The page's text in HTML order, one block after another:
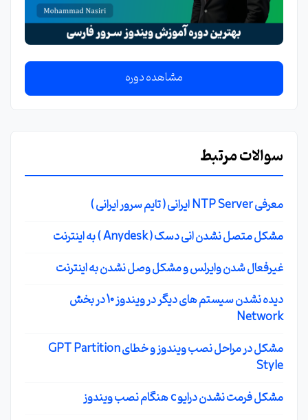
مشاهده دوره
سوالات مرتبط
معرفی NTP Server ایرانی ( تایم سرور ایرانی )
مشکل متصل نشدن انی دسک ( Anydesk ) به اینترنت
غیرفعال شدن وایرلس و مشکل وصل نشدن به اینترنت
دیده نشدن سیستم های دیگر در ویندوز 10 در بخش
Network
مشکل در مراحل نصب ویندوز و خطای GPT Partition
Style
مشکل فرمت نشدن درایو c هنگام نصب ویندوز